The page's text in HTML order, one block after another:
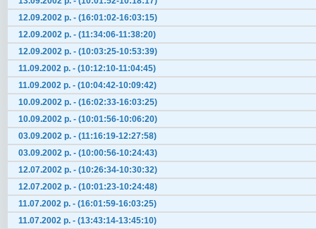
12.09.2002 р. - (16:01:02-16:03:15)
12.09.2002 р. - (11:34:06-11:38:20)
12.09.2002 р. - (10:03:25-10:53:39)
11.09.2002 р. - (10:12:10-11:04:45)
11.09.2002 р. - (10:04:42-10:09:42)
10.09.2002 р. - (16:02:33-16:03:25)
10.09.2002 р. - (10:01:56-10:06:20)
03.09.2002 р. - (11:16:19-12:27:58)
03.09.2002 р. - (10:00:56-10:24:43)
12.07.2002 р. - (10:26:34-10:30:32)
12.07.2002 р. - (10:01:23-10:24:48)
11.07.2002 р. - (16:01:59-16:03:25)
11.07.2002 р. - (13:43:14-13:45:10)